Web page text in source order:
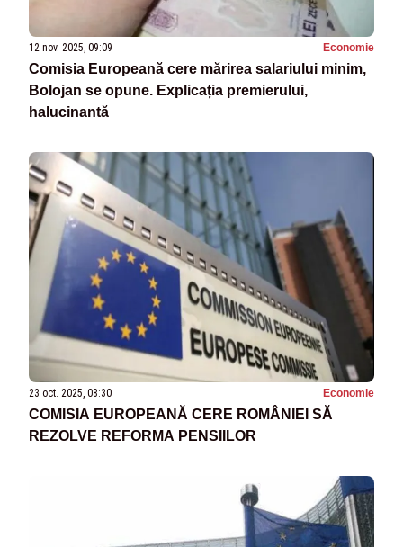
12 nov. 2025, 09:09 Economie
Comisia Europeană cere mărirea salariului minim,
Bolojan se opune. Explicația premierului,
halucinantă
23 oct. 2025, 08:30 Economie
COMISIA EUROPEANĂ CERE ROMÂNIEI SĂ
REZOLVE REFORMA PENSIILOR